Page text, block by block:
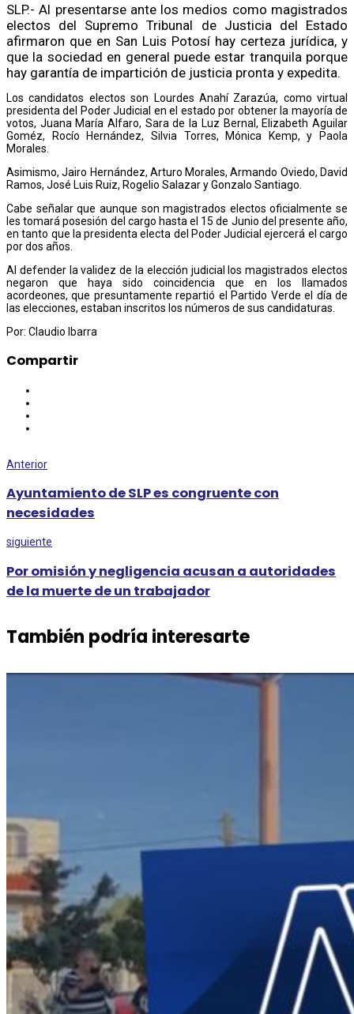
SLP.- Al presentarse ante los medios como magistrados
electos del Supremo Tribunal de Justicia del Estado
afirmaron que en San Luis Potosí hay certeza jurídica, y
que la sociedad en general puede estar tranquila porque
hay garantía de impartición de justicia pronta y expedita.
Los candidatos electos son Lourdes Anahí Zarazúa, como virtual
presidenta del Poder Judicial en el estado por obtener la mayoría de
votos, Juana María Alfaro, Sara de la Luz Bernal, Elizabeth Aguilar
Goméz, Rocío Hernández, Silvia Torres, Mónica Kemp, y Paola
Morales.
Asimismo, Jairo Hernández, Arturo Morales, Armando Oviedo, David
Ramos, José Luis Ruiz, Rogelio Salazar y Gonzalo Santiago.
Cabe señalar que aunque son magistrados electos oficialmente se
les tomará posesión del cargo hasta el 15 de Junio del presente año,
en tanto que la presidenta electa del Poder Judicial ejercerá el cargo
por dos años.
Al defender la validez de la elección judicial los magistrados electos
negaron que haya sido coincidencia que en los llamados
acordeones, que presuntamente repartió el Partido Verde el día de
las elecciones, estaban inscritos los números de sus candidaturas.
Por: Claudio Ibarra
Compartir
Anterior
Ayuntamiento de SLP es congruente con
necesidades
siguiente
Por omisión y negligencia acusan a autoridades
de la muerte de un trabajador
También podría interesarte